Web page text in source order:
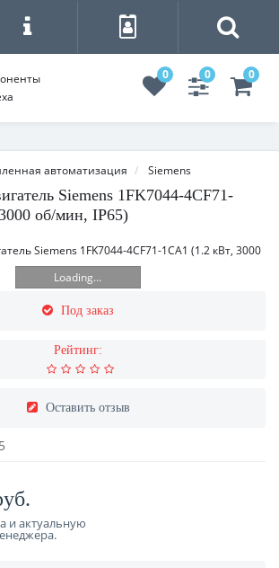
0 0 0
автоматизация Siemens
Siemens 1FK7044-4CF71-
об/мин, IP65)
Loading...
Под заказ
Рейтинг:
Оставить отзыв
и актуальную